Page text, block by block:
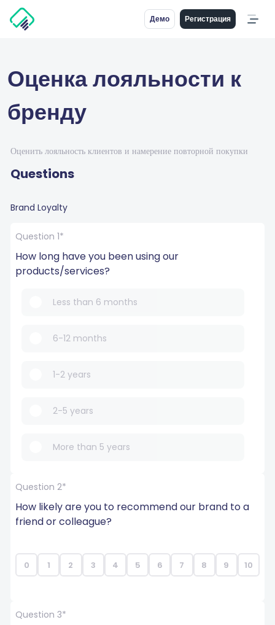
Демо Регистрация
Оценка лояльности к
бренду
Оценить лояльность клиентов и намерение повторной покупки
Questions
Brand Loyalty
Question 1*
How long have you been using our
products/services?
Less than 6 months
6-12 months
1-2 years
2-5 years
More than 5 years
Question 2*
How likely are you to recommend our brand to a
friend or colleague?
0 1 2 3 4 5 6 7 8 9 10
Question 3*